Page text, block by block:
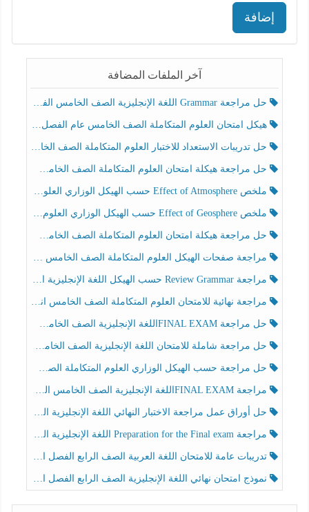
إضافة
آخر الملفات المضافة
حل مراجعة Grammar اللغة الإنجليزية الصف الخامس الفصل الثالث
هيكل امتحان العلوم المتكاملة الصف الخامس عام الفصل الدراسي الثالث 2025-2026
حل تدريبات الاستعداد للاختبار العلوم المتكاملة الصف الخامس عام الفصل الثالث
حل مراجعة هيكلة امتحان العلوم المتكاملة الصف الخامس انسبير الفصل الثالث
ملخص Effect of Atmosphere حسب الهيكل الوزاري العلوم المتكاملة الصف الخامس انسبير الفصل الثالث
ملخص Effect of Geosphere حسب الهيكل الوزاري العلوم المتكاملة الصف الخامس انسبير الفصل الثالث
حل مراجعة هيكلة امتحان العلوم المتكاملة الصف الخامس عام الفصل الثالث
مراجعة صفحات الهيكل العلوم المتكاملة الصف الخامس انسبير الفصل الثالث
مراجعة Review Grammar حسب الهيكل اللغة الإنجليزية الصف الخامس الفصل الثالث
مراجعة نهائية للامتحان العلوم المتكاملة الصف الخامس انسبير الفصل الثالث
حل مراجعة FINAL EXAMاللغة الإنجليزية الصف الخامس الفصل الثالث
حل مراجعة شاملة للامتحان اللغة الإنجليزية الصف الخامس الفصل الثالث
حل مراجعة حسب الهيكل الوزاري العلوم المتكاملة الصف الخامس عام الفصل الثالث
مراجعة FINAL EXAMاللغة الإنجليزية الصف الخامس الفصل الثالث
حل أوراق عمل مراجعة الاختبار النهائي اللغة الإنجليزية الصف الرابع الفصل الثالث
مراجعة Preparation for the Final exam اللغة الإنجليزية الصف الرابع الفصل الثالث
تدريبات عامة للامتحان اللغة العربية الصف الرابع الفصل الثالث
نموذج امتحان نهائي اللغة الإنجليزية الصف الرابع الفصل الثالث